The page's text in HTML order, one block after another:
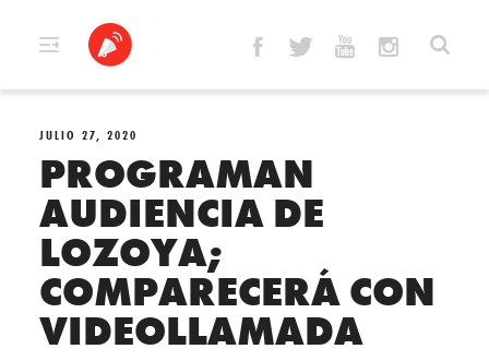
JULIO 27, 2020
PROGRAMAN
AUDIENCIA DE
LOZOYA;
COMPARECERÁ CON
VIDEOLLAMADA